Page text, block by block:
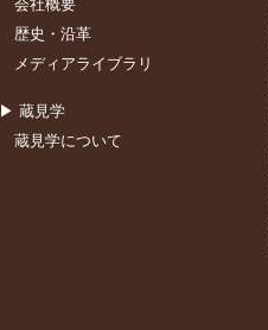
会社概要
歴史・沿革
メディアライブラリ
▶ 蔵見学
蔵見学について